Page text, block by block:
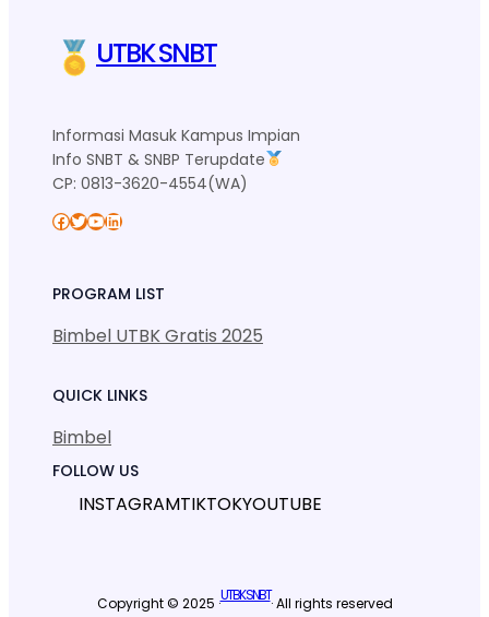
UTBK SNBT
Informasi Masuk Kampus Impian
Info SNBT & SNBP Terupdate
CP: 0813-3620-4554(WA)
Facebook Twitter YouTube LinkedIn
PROGRAM LIST
Bimbel UTBK Gratis 2025
QUICK LINKS
Bimbel
FOLLOW US
INSTAGRAMTIKTOKYOUTUBE
Copyright © 2025 ·UTBK SNBT· All rights reserved